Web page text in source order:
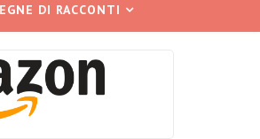
DI RACCONTI